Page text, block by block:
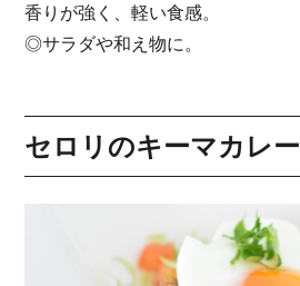
香りが強く、軽い食感。
◎サラダや和え物に。
セロリのキーマカレー